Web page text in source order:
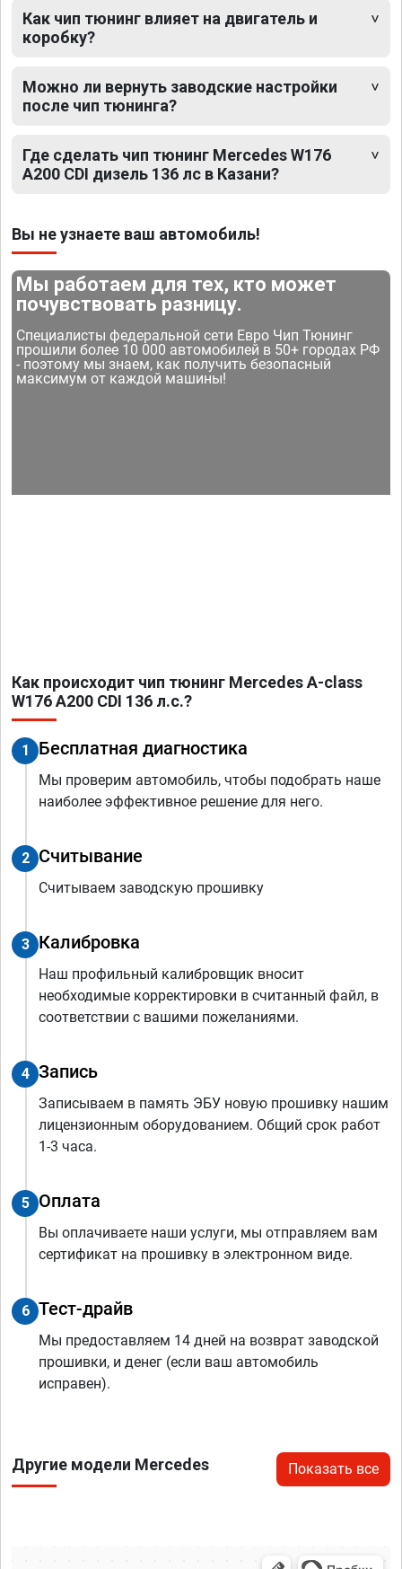
Как чип тюнинг влияет на двигатель и
коробку?
Можно ли вернуть заводские настройки
после чип тюнинга?
Где сделать чип тюнинг Mercedes W176
A200 CDI дизель 136 лс в Казани?
Вы не узнаете ваш автомобиль!
Мы работаем для тех, кто может
почувствовать разницу.
Специалисты федеральной сети Евро Чип Тюнинг
прошили более 10 000 автомобилей в 50+ городах РФ
- поэтому мы знаем, как получить безопасный
максимум от каждой машины!
Как происходит чип тюнинг Mercedes A-class
W176 A200 CDI 136 л.с.?
1 Бесплатная диагностика
Мы проверим автомобиль, чтобы подобрать наше
наиболее эффективное решение для него.
2 Считывание
Считываем заводскую прошивку
3 Калибровка
Наш профильный калибровщик вносит
необходимые корректировки в считанный файл, в
соответствии с вашими пожеланиями.
4 Запись
Записываем в память ЭБУ новую прошивку нашим
лицензионным оборудованием. Общий срок работ
1-3 часа.
5 Оплата
Вы оплачиваете наши услуги, мы отправляем вам
сертификат на прошивку в электронном виде.
6 Тест-драйв
Мы предоставляем 14 дней на возврат заводской
прошивки, и денег (если ваш автомобиль
исправен).
Другие модели Mercedes Показать все